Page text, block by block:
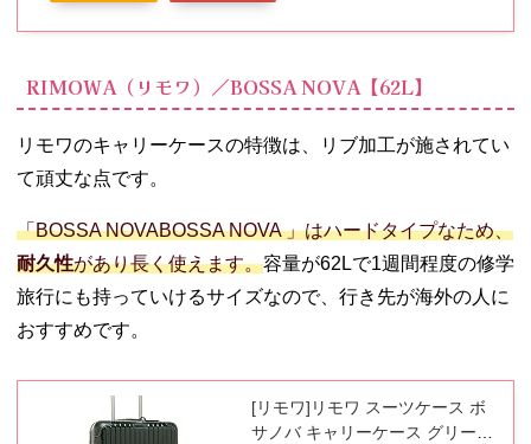
ツ OD-0808-50 海外旅行 国内旅
行 修学旅行 女子旅 lojel
RIMOWA（リモワ）／BOSSA NOVA【62L】
リモワのキャリーケースの特徴は、リブ加工が施されてい
て頑丈な点です。
「BOSSA NOVABOSSA NOVA 」はハードタイプなため、
耐久性があり長く使えます。容量が62Lで1週間程度の修学
旅行にも持っていけるサイズなので、行き先が海外の人に
おすすめです。
[リモワ]リモワ スーツケース ボ
サノバ キャリーケース グリーン